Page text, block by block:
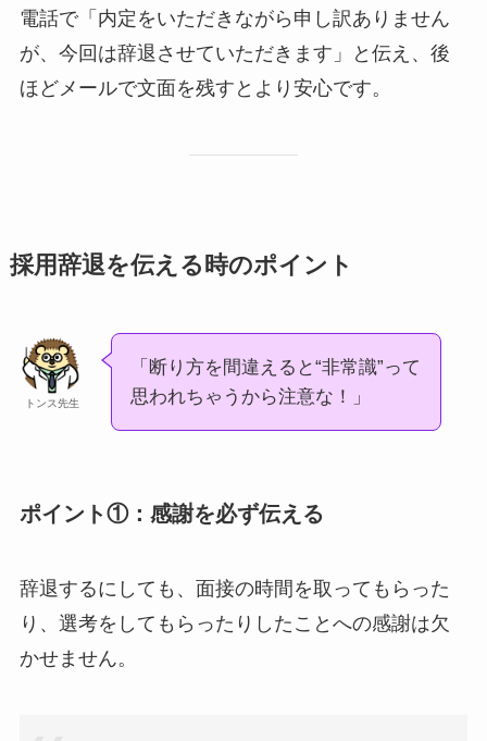
電話で「内定をいただきながら申し訳ありません
が、今回は辞退させていただきます」と伝え、後
ほどメールで文面を残すとより安心です。
採用辞退を伝える時のポイント
トンス先生
「断り方を間違えると“非常識”って
思われちゃうから注意な！」
ポイント①：感謝を必ず伝える
辞退するにしても、面接の時間を取ってもらった
り、選考をしてもらったりしたことへの感謝は欠
かせません。